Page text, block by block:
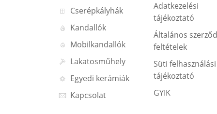
Cserépkályhák
Kandallók
Mobilkandallók
Lakatosműhely
Egyedi kerámiák
Kapcsolat
Adatkezelési
tájékoztató
Általános
feltételek
Süti felhasználási
tájékoztató
GYIK